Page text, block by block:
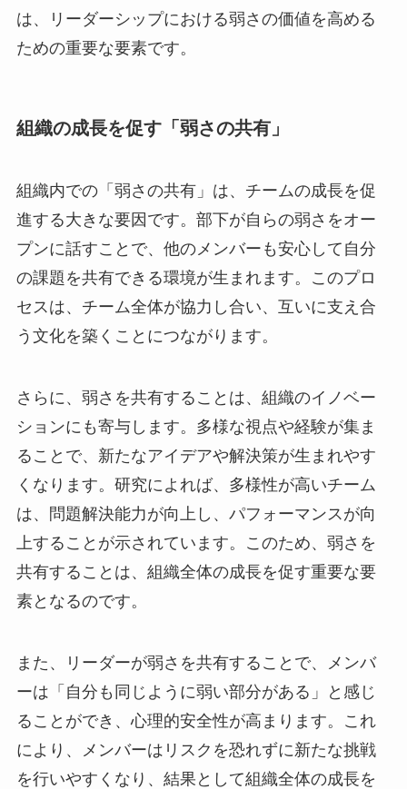
は、リーダーシップにおける弱さの価値を高める
ための重要な要素です。
組織の成長を促す「弱さの共有」
組織内での「弱さの共有」は、チームの成長を促
進する大きな要因です。部下が自らの弱さをオー
プンに話すことで、他のメンバーも安心して自分
の課題を共有できる環境が生まれます。このプロ
セスは、チーム全体が協力し合い、互いに支え合
う文化を築くことにつながります。
さらに、弱さを共有することは、組織のイノベー
ションにも寄与します。多様な視点や経験が集ま
ることで、新たなアイデアや解決策が生まれやす
くなります。研究によれば、多様性が高いチーム
は、問題解決能力が向上し、パフォーマンスが向
上することが示されています。このため、弱さを
共有することは、組織全体の成長を促す重要な要
素となるのです。
また、リーダーが弱さを共有することで、メンバ
ーは「自分も同じように弱い部分がある」と感じ
ることができ、心理的安全性が高まります。これ
により、メンバーはリスクを恐れずに新たな挑戦
を行いやすくなり、結果として組織全体の成長を